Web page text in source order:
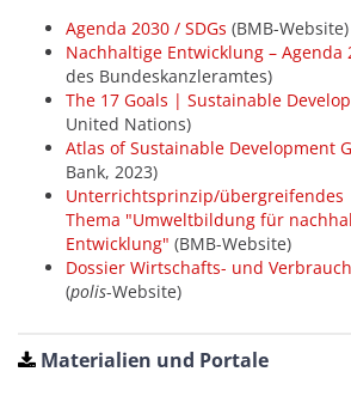
Agenda 2030 / SDGs (BMB-Website)
Nachhaltige Entwicklung – Agenda
des Bundeskanzleramtes)
The 17 Goals | Sustainable
United Nations)
Atlas of Sustainable Development
Bank, 2023)
Unterrichtsprinzip/übergreifendes
Thema "Umweltbildung für
Entwicklung" (BMB-Website)
Dossier Wirtschafts- und
(polis-Website)
Materialien und Portale